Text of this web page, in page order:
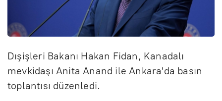
Dışişleri Bakanı Hakan Fidan, Kanadalı
mevkidaşı Anita Anand ile Ankara'da basın
toplantısı düzenledi.